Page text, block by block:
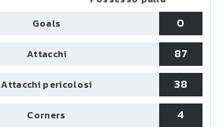
Goals
0
Attacchi
87
Attacchi pericolosi
38
Corners
4